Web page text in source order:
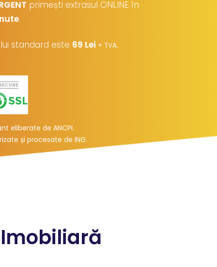
primești extrasul ONLINE în
.
standard este 69 Lei + TVA.
eliberate de ANCPI.
și procesate de ING.